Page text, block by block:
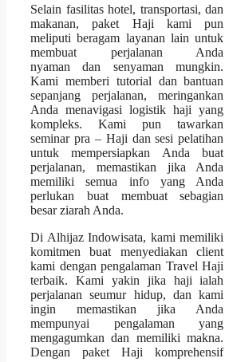
Selain fasilitas hotel, transportasi, dan
makanan, paket Haji kami pun
meliputi beragam layanan lain untuk
membuat perjalanan Anda
nyaman dan senyaman mungkin.
Kami memberi tutorial dan bantuan
sepanjang perjalanan, meringankan
Anda menavigasi logistik haji yang
kompleks. Kami pun tawarkan
seminar pra – Haji dan sesi pelatihan
untuk mempersiapkan Anda buat
perjalanan, memastikan jika Anda
memiliki semua info yang Anda
perlukan buat membuat sebagian
besar ziarah Anda.
Di Alhijaz Indowisata, kami memiliki
komitmen buat menyediakan client
kami dengan pengalaman Travel Haji
terbaik. Kami yakin jika haji ialah
perjalanan seumur hidup, dan kami
ingin memastikan jika Anda
mempunyai pengalaman yang
mengagumkan dan memiliki makna.
Dengan paket Haji komprehensif